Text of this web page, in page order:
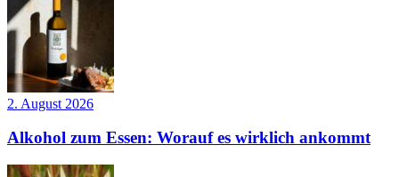
2. August 2026
Alkohol zum Essen: Worauf es wirklich ankommt